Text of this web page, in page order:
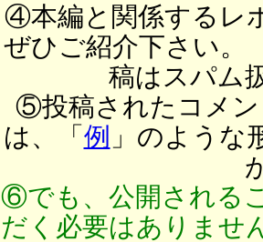
④本編と関係するレ
ぜひご紹介下さい。
稿はスパム
⑤投稿されたコメン
は、「 例 」のような
⑥でも、公開される
だく必要はありませ